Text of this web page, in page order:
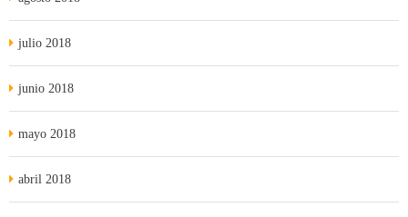
julio 2018
junio 2018
mayo 2018
abril 2018